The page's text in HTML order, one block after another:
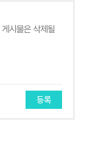
등록